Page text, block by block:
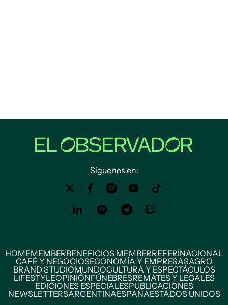
Siguenos en:
HOMEMEMBERBENEFICIOS MEMBERREFERÍNACIONAL
CAFÉ Y NEGOCIOSECONOMÍA Y EMPRESASAGRO
BRAND STUDIOMUNDOCULTURA Y ESPECTÁCULOS
LIFESTYLEOPINIÓNFÚNEBRESREMATES Y LEGALES
EDICIONES ESPECIALESPUBLICACIONES
NEWSLETTERSARGENTINAESPAÑAESTADOS UNIDOS